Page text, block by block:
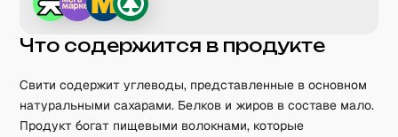
Что содержится в продукте
Свити содержит углеводы, представленные в основном
натуральными сахарами. Белков и жиров в составе мало.
Продукт богат пищевыми волокнами, которые